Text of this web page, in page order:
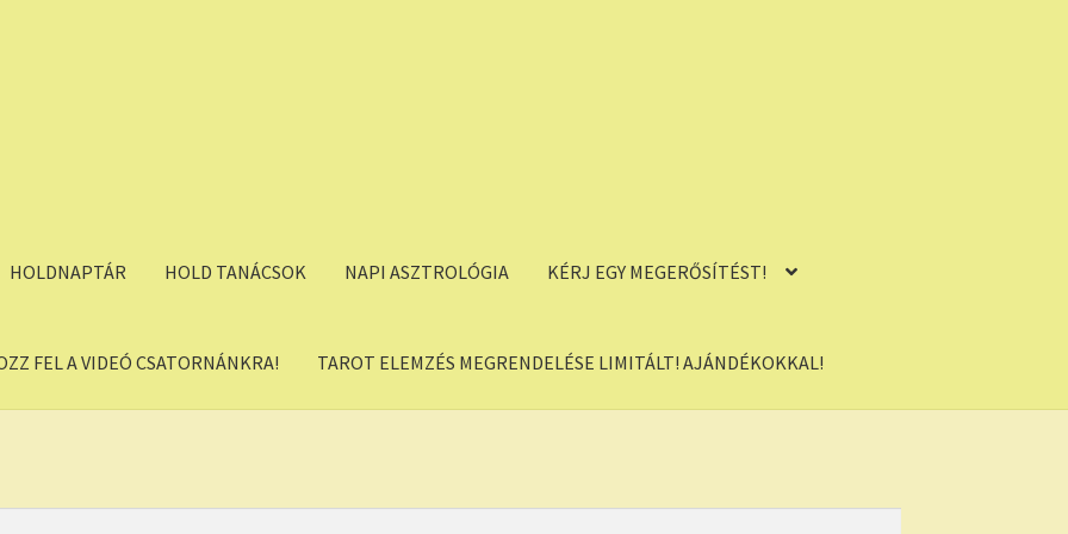
HOLDNAPTÁR HOLD TANÁCSOK NAPI ASZTROLÓGIA KÉRJ EGY MEGERŐSÍTÉST!
FEL A VIDEÓ CSATORNÁNKRA! TAROT ELEMZÉS MEGRENDELÉSE LIMITÁLT! AJÁNDÉKOKKAL!